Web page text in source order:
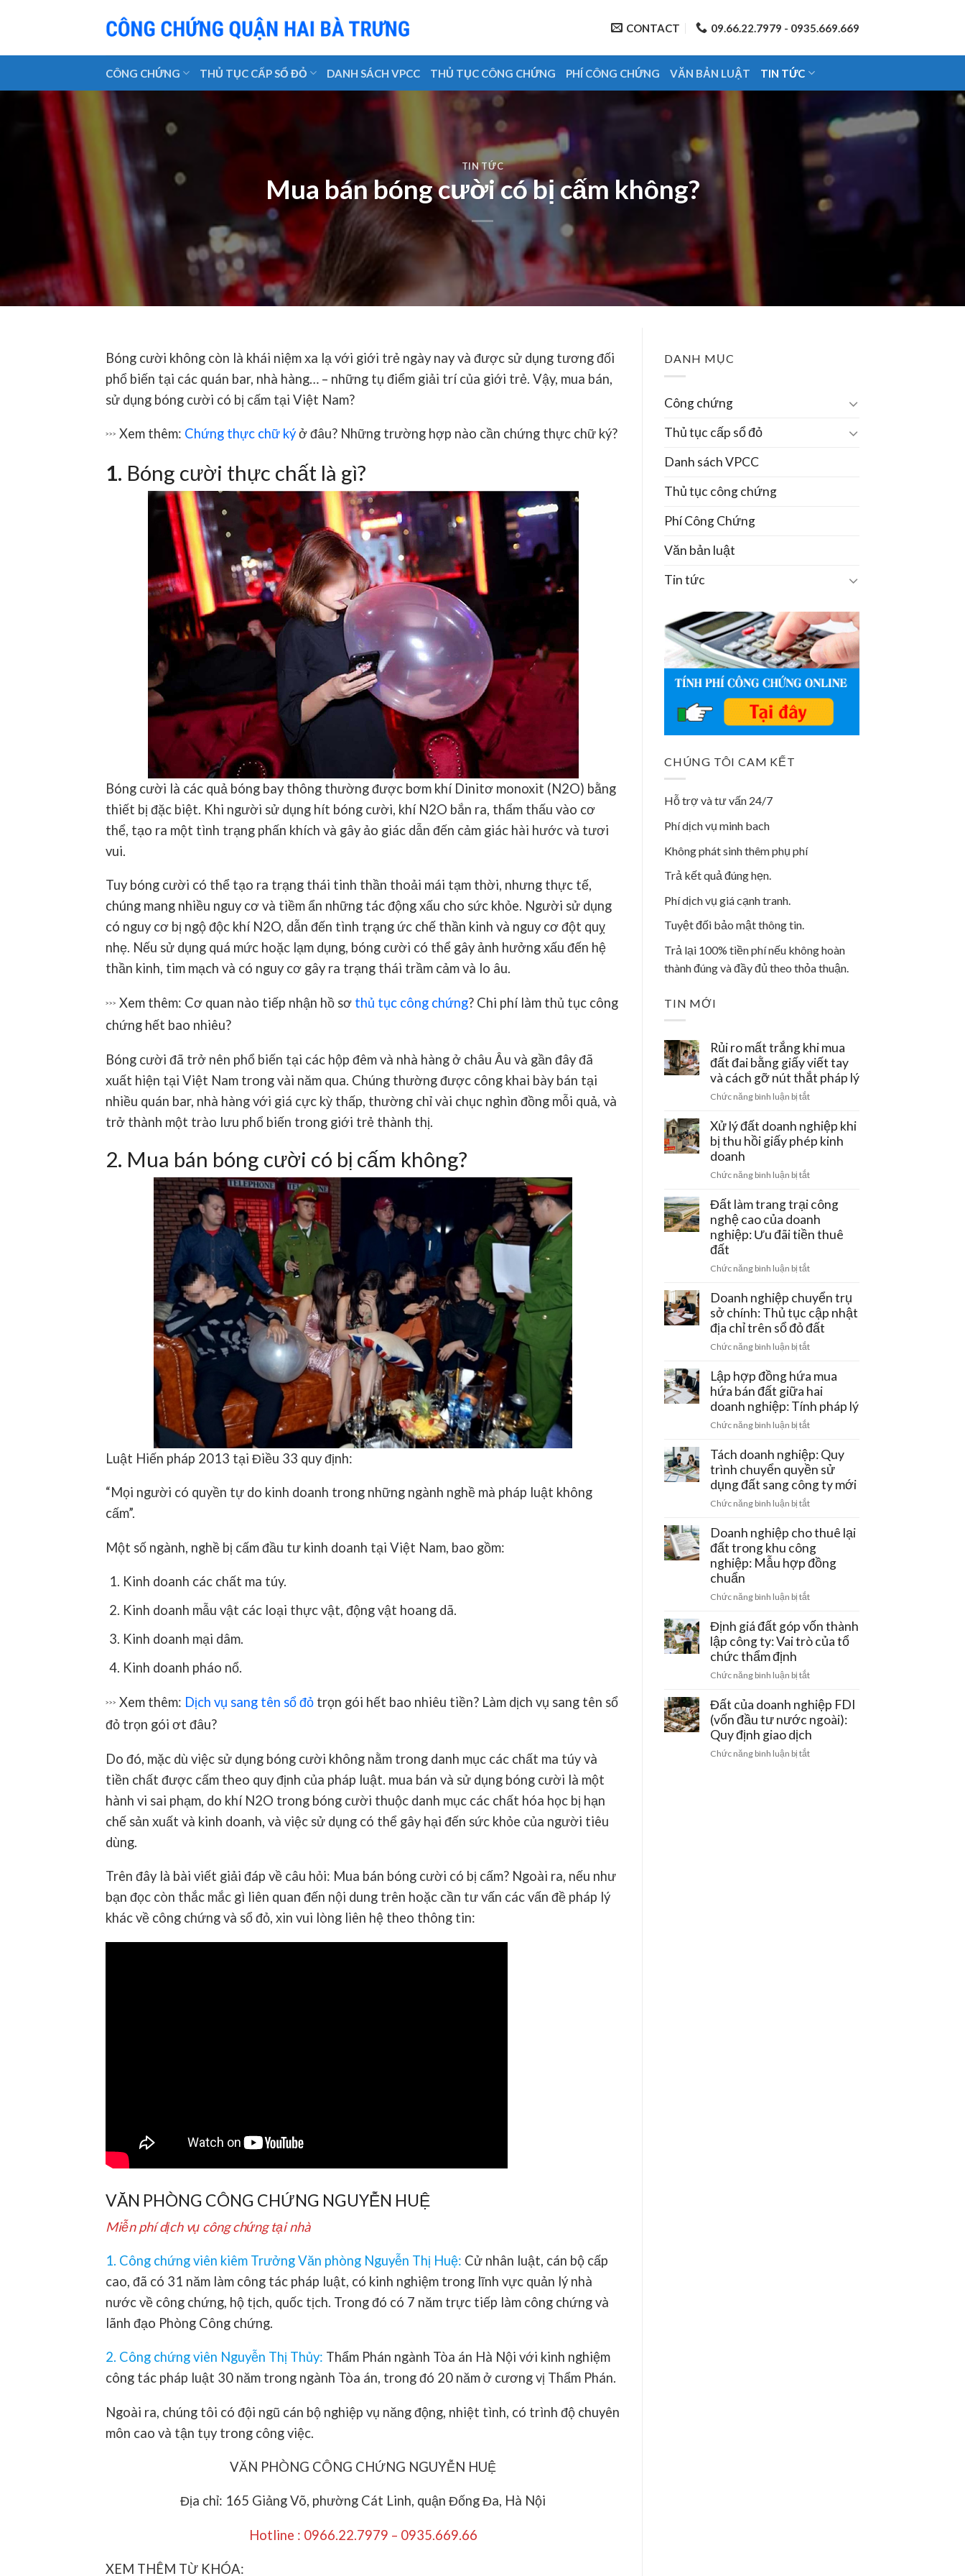
CONTACT 09.66.22.7979 - 0935.669.669
CÔNG CHỨNG THỦ TỤC CẤP SỔ ĐỎ DANH SÁCH VPCC THỦ TỤC CÔNG CHỨNG PHÍ CÔNG CHỨNG VĂN BẢN LUẬT TIN TỨC
TIN TỨC
Mua bán bóng cười có bị cấm không?
Bóng cười không còn là khái niệm xa lạ với giới trẻ ngày nay và được sử dụng tương đối
phổ biến tại các quán bar, nhà hàng… – những tụ điểm giải trí của giới trẻ. Vậy, mua bán,
sử dụng bóng cười có bị cấm tại Việt Nam?
>>> Xem thêm: Chứng thực chữ kýở đâu? Những trường hợp nào cần chứng thực chữ ký?
1. Bóng cười thực chất là gì?
Bóng cười là các quả bóng bay thông thường được bơm khí Dinitơ monoxit (N2O) bằng
thiết bị đặc biệt. Khi người sử dụng hít bóng cười, khí N2O bắn ra, thẩm thấu vào cơ
thể, tạo ra một tình trạng phấn khích và gây ảo giác dẫn đến cảm giác hài hước và tươi
vui.
Tuy bóng cười có thể tạo ra trạng thái tinh thần thoải mái tạm thời, nhưng thực tế,
chúng mang nhiều nguy cơ và tiềm ẩn những tác động xấu cho sức khỏe. Người sử dụng
có nguy cơ bị ngộ độc khí N2O, dẫn đến tình trạng ức chế thần kinh và nguy cơ đột quỵ
nhẹ. Nếu sử dụng quá mức hoặc lạm dụng, bóng cười có thể gây ảnh hưởng xấu đến hệ
thần kinh, tim mạch và có nguy cơ gây ra trạng thái trầm cảm và lo âu.
>>> Xem thêm: Cơ quan nào tiếp nhận hồ sơ thủ tục công chứng? Chi phí làm thủ tục công
chứng hết bao nhiêu?
Bóng cười đã trở nên phổ biến tại các hộp đêm và nhà hàng ở châu Âu và gần đây đã
xuất hiện tại Việt Nam trong vài năm qua. Chúng thường được công khai bày bán tại
nhiều quán bar, nhà hàng với giá cực kỳ thấp, thường chỉ vài chục nghìn đồng mỗi quả, và
trở thành một trào lưu phổ biến trong giới trẻ thành thị.
2. Mua bán bóng cười có bị cấm không?
Luật Hiến pháp 2013 tại Điều 33 quy định:
“Mọi người có quyền tự do kinh doanh trong những ngành nghề mà pháp luật không
cấm”.
Một số ngành, nghề bị cấm đầu tư kinh doanh tại Việt Nam, bao gồm:
Kinh doanh các chất ma túy.
Kinh doanh mẫu vật các loại thực vật, động vật hoang dã.
Kinh doanh mại dâm.
Kinh doanh pháo nổ.
>>> Xem thêm: Dịch vụ sang tên sổ đỏ trọn gói hết bao nhiêu tiền? Làm dịch vụ sang tên sổ
đỏ trọn gói ơt đâu?
Do đó, mặc dù việc sử dụng bóng cười không nằm trong danh mục các chất ma túy và
tiền chất được cấm theo quy định của pháp luật. mua bán và sử dụng bóng cười là một
hành vi sai phạm, do khí N2O trong bóng cười thuộc danh mục các chất hóa học bị hạn
chế sản xuất và kinh doanh, và việc sử dụng có thể gây hại đến sức khỏe của người tiêu
dùng.
Trên đây là bài viết giải đáp về câu hỏi: Mua bán bóng cười có bị cấm? Ngoài ra, nếu như
bạn đọc còn thắc mắc gì liên quan đến nội dung trên hoặc cần tư vấn các vấn đề pháp lý
khác về công chứng và sổ đỏ, xin vui lòng liên hệ theo thông tin:
VĂN PHÒNG CÔNG CHỨNG NGUYỄN HUỆ
Miễn phí dịch vụ công chứng tại nhà
1. Công chứng viên kiêm Trưởng Văn phòng Nguyễn Thị Huệ: Cử nhân luật, cán bộ cấp
cao, đã có 31 năm làm công tác pháp luật, có kinh nghiệm trong lĩnh vực quản lý nhà
nước về công chứng, hộ tịch, quốc tịch. Trong đó có 7 năm trực tiếp làm công chứng và
lãnh đạo Phòng Công chứng.
2. Công chứng viên Nguyễn Thị Thủy: Thẩm Phán ngành Tòa án Hà Nội với kinh nghiệm
công tác pháp luật 30 năm trong ngành Tòa án, trong đó 20 năm ở cương vị Thẩm Phán.
Ngoài ra, chúng tôi có đội ngũ cán bộ nghiệp vụ năng động, nhiệt tình, có trình độ chuyên
môn cao và tận tụy trong công việc.
VĂN PHÒNG CÔNG CHỨNG NGUYỄN HUỆ
Địa chỉ: 165 Giảng Võ, phường Cát Linh, quận Đống Đa, Hà Nội
Hotline : 0966.22.7979 – 0935.669.66
XEM THÊM TỪ KHÓA:
DANH MỤC
Công chứng
Thủ tục cấp sổ đỏ
Danh sách VPCC
Thủ tục công chứng
Phí Công Chứng
Văn bản luật
Tin tức
CHÚNG TÔI CAM KẾT
Hỗ trợ và tư vấn 24/7
Phí dịch vụ minh bach
Không phát sinh thêm phụ phí
Trả kết quả đúng hẹn.
Phí dịch vụ giá cạnh tranh.
Tuyệt đối bảo mật thông tin.
Trả lại 100% tiền phí nếu không hoàn
thành đúng và đầy đủ theo thỏa thuận.
TIN MỚI
Rủi ro mất trắng khi mua
đất đai bằng giấy viết tay
và cách gỡ nút thắt pháp lý
Chức năng bình luận bị tắtở
ro
mất
trắng
mua
đai
bằng
giấy
và
gỡ
nút
thắt
Xử lý đất doanh nghiệp khi
bị thu hồi giấy phép kinh
doanh
Chức năng bình luận bị tắtở
lý
đất
doanh
nghiệp
bị
hồi
giấy
phép
doanh
Đất làm trang trại công
nghệ cao của doanh
nghiệp: Ưu đãi tiền thuê
đất
Chức năng bình luận bị tắtở
làm
trang
trại
công
nghệ
của
doanh
nghiệp:
đãi
thuê
đất
Doanh nghiệp chuyển trụ
sở chính: Thủ tục cập nhật
địa chỉ trên sổ đỏ đất
Chức năng bình luận bị tắtở
nghiệp
chuyển
trụ
sở
chính:
tục
cập
nhật
chỉ
sổ
đỏ
đất
Lập hợp đồng hứa mua
hứa bán đất giữa hai
doanh nghiệp: Tính pháp lý
Chức năng bình luận bị tắtở
hợp
đồng
hứa
mua
hứa
đất
giữa
hai
Tính
lý
Tách doanh nghiệp: Quy
trình chuyển quyền sử
dụng đất sang công ty mới
Chức năng bình luận bị tắtở
doanh
nghiệp:
Quy
trình
quyền
dụng
đất
ty
Doanh nghiệp cho thuê lại
đất trong khu công
nghiệp: Mẫu hợp đồng
chuẩn
Chức năng bình luận bị tắtở
nghiệp
cho
đất
khu
công
nghiệp:
hợp
Định giá đất góp vốn thành
lập công ty: Vai trò của tổ
chức thẩm định
Chức năng bình luận bị tắtở
giá
đất
góp
vốn
thành
Đất của doanh nghiệp FDI
(vốn đầu tư nước ngoài):
Quy định giao dịch
Chức năng bình luận bị tắtở